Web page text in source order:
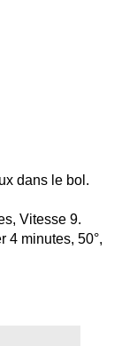
dans le bol.
Vitesse 9.
4 minutes, 50°,